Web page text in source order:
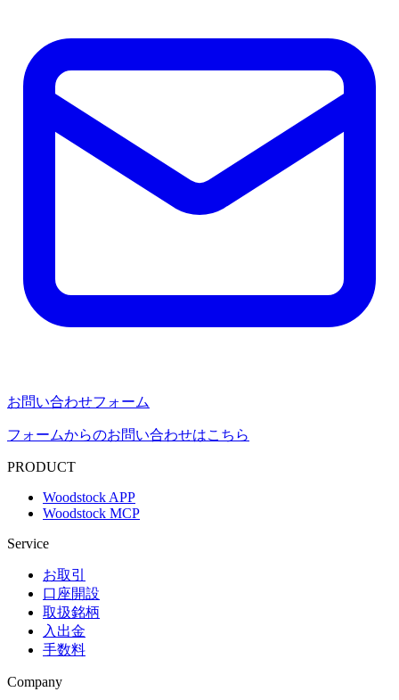
お問い合わせフォーム
フォームからのお問い合わせはこちら
PRODUCT
Woodstock APP
Woodstock MCP
Service
お取引
口座開設
取扱銘柄
入出金
手数料
Company